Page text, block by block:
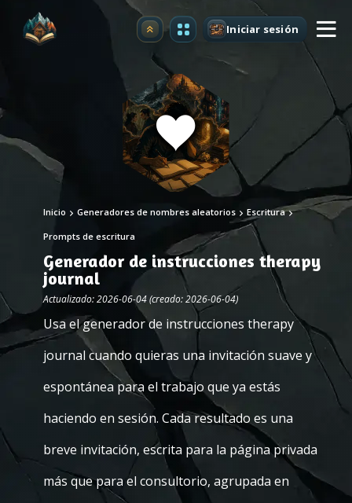
Mejorar Iniciar sesión
Inicio Generadores de nombres aleatorios Escritura
Prompts de escritura
Generador de instrucciones therapy
journal
Actualizado: 2026-06-04 (creado: 2026-06-04)
Usa el generador de instrucciones therapy
journal cuando quieras una invitación suave y
espontánea para el trabajo que ya estás
haciendo en sesión. Cada resultado es una
breve invitación, escrita para la página privada
más que para el consultorio, agrupada en